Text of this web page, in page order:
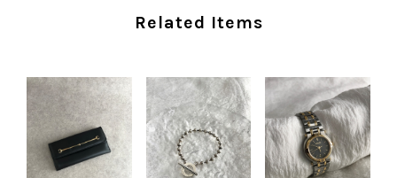
ご愛用いただけましたら幸いです。
談ください。 またご縁がございまし
たら、ぜひよろしくお願いいたしま
す。 VintageShop solo
Related Items